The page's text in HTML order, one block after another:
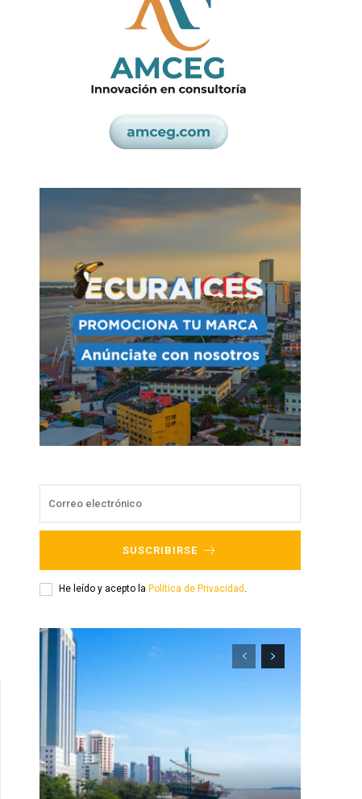
SUSCRIBIRSE
He leído y acepto la Política de Privacidad .